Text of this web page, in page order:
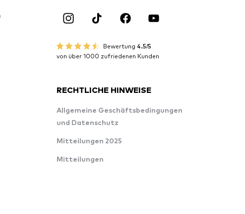
Bewertung 4.5/5
von über 1000 zufriedenen Kunden
RECHTLICHE HINWEISE
Allgemeine Geschäftsbedingungen
und Datenschutz
Mitteilungen 2025
Mitteilungen